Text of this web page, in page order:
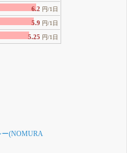
6.2 円/1日
5.9 円/1日
5.25 円/1日
ー(NOMURA